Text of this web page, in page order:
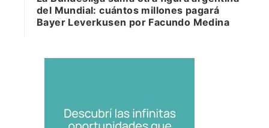
del Mundial: cuántos millones pagará
Bayer Leverkusen por Facundo Medina